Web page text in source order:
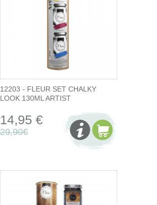
12203 - FLEUR SET CHALKY
LOOK 130ML ARTIST
14,95 €
29,90€